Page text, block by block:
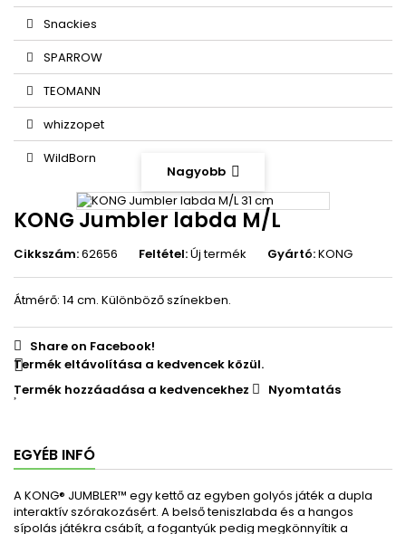
Snackies
SPARROW
TEOMANN
whizzopet
WildBorn
Nagyobb
KONG Jumbler labda M/L
Cikkszám:62656 Feltétel:Új termék Gyártó:KONG
Átmérő: 14 cm. Különböző színekben.
Share on Facebook!
Termék eltávolítása a kedvencek közül.
Termék hozzáadása a kedvencekhez
Nyomtatás
EGYÉB INFÓ
A KONG® JUMBLER™ egy kettő az egyben golyós játék a dupla
interaktív szórakozásért. A belső teniszlabda és a hangos
sípolás játékra csábít, a fogantyúk pedig megkönnyítik a